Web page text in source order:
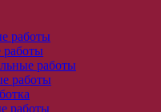
работы
работы
работы
работы
работы